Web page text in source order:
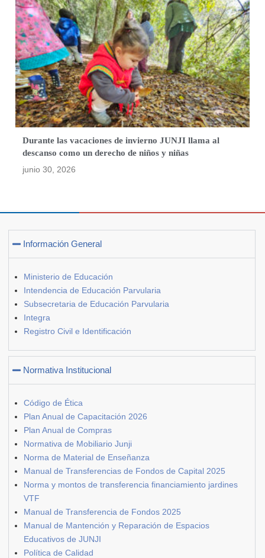
Durante las vacaciones de invierno JUNJI llama al
descanso como un derecho de niños y niñas
junio 30, 2026
Información General
Ministerio de Educación
Intendencia de Educación Parvularia
Subsecretaria de Educación Parvularia
Integra
Registro Civil e Identificación
Normativa Institucional
Código de Ética
Plan Anual de Capacitación 2026
Plan Anual de Compras
Normativa de Mobiliario Junji
Norma de Material de Enseñanza
Manual de Transferencias de Fondos de Capital 2025
Norma y montos de transferencia financiamiento jardines
VTF
Manual de Transferencia de Fondos 2025
Manual de Mantención y Reparación de Espacios
Educativos de JUNJI
Política de Calidad